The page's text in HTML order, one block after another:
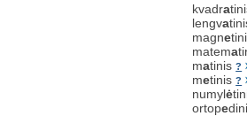
kvadra
lengva
magne
matema
matinis?
metinis?
numylė
ortope